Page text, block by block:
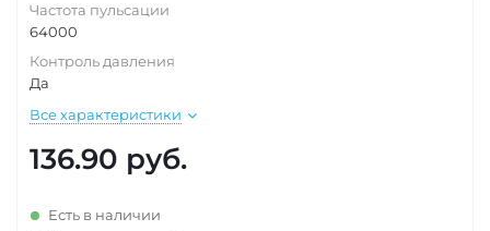
Частота пульсации
64000
Контроль давления
Да
Все характеристики
136.90 руб.
Есть в наличии